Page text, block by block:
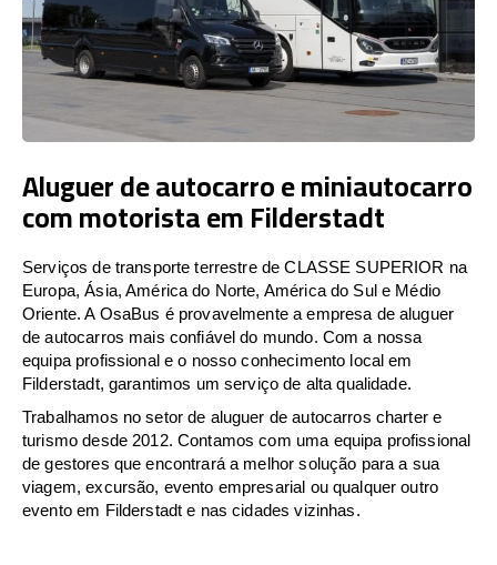
Aluguer de autocarro e miniautocarro
com motorista em Filderstadt
Serviços de transporte terrestre de CLASSE SUPERIOR na
Europa, Ásia, América do Norte, América do Sul e Médio
Oriente. A OsaBus é provavelmente a empresa de aluguer
de autocarros mais confiável do mundo. Com a nossa
equipa profissional e o nosso conhecimento local em
Filderstadt, garantimos um serviço de alta qualidade.
Trabalhamos no setor de aluguer de autocarros charter e
turismo desde 2012. Contamos com uma equipa profissional
de gestores que encontrará a melhor solução para a sua
viagem, excursão, evento empresarial ou qualquer outro
evento em Filderstadt e nas cidades vizinhas.